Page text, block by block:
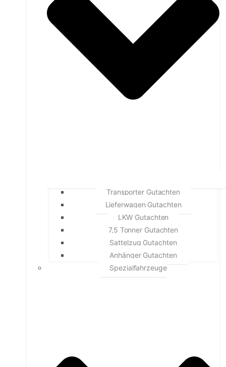
Transporter Gutachten
Lieferwagen Gutachten
LKW Gutachten
7,5 Tonner Gutachten
Sattelzug Gutachten
Anhänger Gutachten
Spezialfahrzeuge